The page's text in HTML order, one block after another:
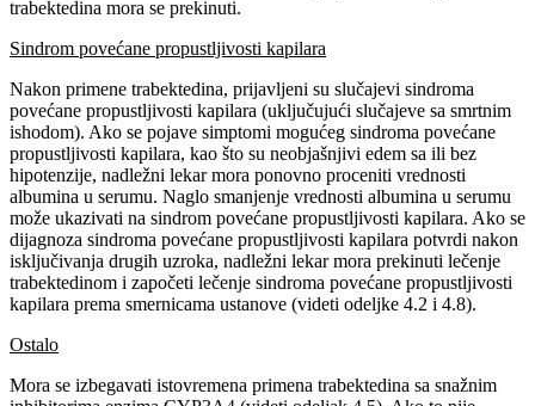
trabektedina mora se prekinuti.
Sindrom povećane propustljivosti kapilara
Nakon primene trabektedina, prijavljeni su slučajevi sindroma
povećane propustljivosti kapilara (uključujući slučajeve sa smrtnim
ishodom). Ako se pojave simptomi mogućeg sindroma povećane
propustljivosti kapilara, kao što su neobjašnjivi edem sa ili bez
hipotenzije, nadležni lekar mora ponovno proceniti vrednosti
albumina u serumu. Naglo smanjenje vrednosti albumina u serumu
može ukazivati na sindrom povećane propustljivosti kapilara. Ako se
dijagnoza sindroma povećane propustljivosti kapilara potvrdi nakon
isključivanja drugih uzroka, nadležni lekar mora prekinuti lečenje
trabektedinom i započeti lečenje sindroma povećane propustljivosti
kapilara prema smernicama ustanove (videti odeljke 4.2 i 4.8).
Ostalo
Mora se izbegavati istovremena primena trabektedina sa snažnim